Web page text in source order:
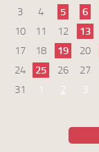
3
4 5 6
10
11 12 13
17
18 19 20
24
25 26 27
31
1 2 3